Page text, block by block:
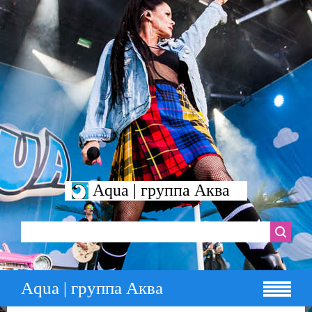
Aqua | группа Аква
Aqua | группа Аква